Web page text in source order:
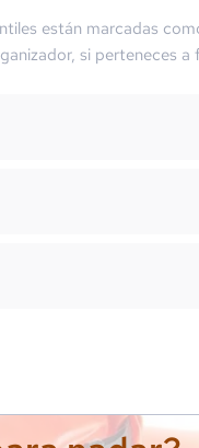
están marcadas
si perteneces